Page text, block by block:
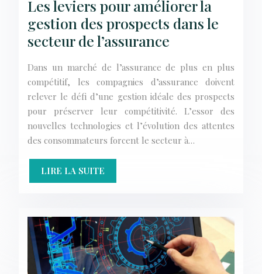
Les leviers pour améliorer la
gestion des prospects dans le
secteur de l’assurance
Dans un marché de l’assurance de plus en plus
compétitif, les compagnies d’assurance doivent
relever le défi d’une gestion idéale des prospects
pour préserver leur compétitivité. L’essor des
nouvelles technologies et l’évolution des attentes
des consommateurs forcent le secteur à…
LIRE LA SUITE